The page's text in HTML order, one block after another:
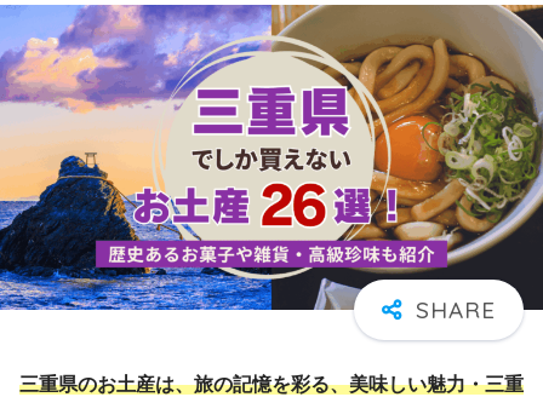
三重県のお土産は、旅の記憶を彩る、美味しい魅力・三重